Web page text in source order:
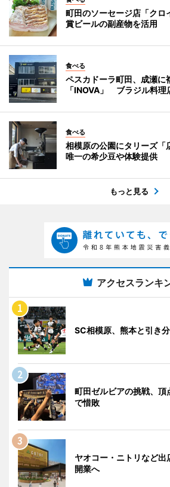
町田のソーセージ店「ク
賞ビールの副産物を活用
食べる
ペスカドーラ町田、成瀬に
「INOVA」 ブラジル料理
食べる
相模原の公園にタリーズ
唯一の希少豆や体験提供
もっと見る
アクセスランキ
SC相模原、熊本と引き
町田ゼルビアの挑戦、
で惜敗
ヤオコー・ニトリなど
開業へ